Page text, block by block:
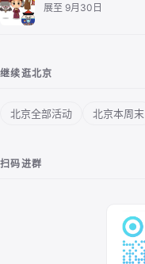
展至 9月30日
继续逛北京
北京全部活动 北京本周末
扫码进群